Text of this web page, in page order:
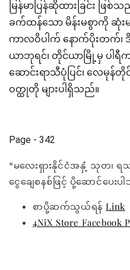
မြန်မာပြန်ဆိုထားခြင်း ဖြစ်
ခက်ထန်သော မိန်းမစွာကို ဆုံး
ကာလဝိပါက် နောက်ပိုးတက်၊
ယာဘုရင်၊ တိုင်ယာမြို့မှ ပါရီက
ဆောင်းရာသီပုံပြင်၊ လေမု
ဝတ္ထုတို များပါရှိသည်။
Page - 342
*မလေးရှားနိုင်ငံအနှံ့ သုတ၊ ရသ
ငွေချေစနစ်ဖြင့် ပို့ဆောင်ပေးပ
စာပို့ဆက်သွယ်ရန်Link
4NiX Store Facebook